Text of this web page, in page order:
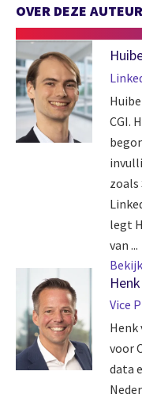
OVER DEZE
CGI.
zoals
legt
van ...
Vice
Henk
voor
data